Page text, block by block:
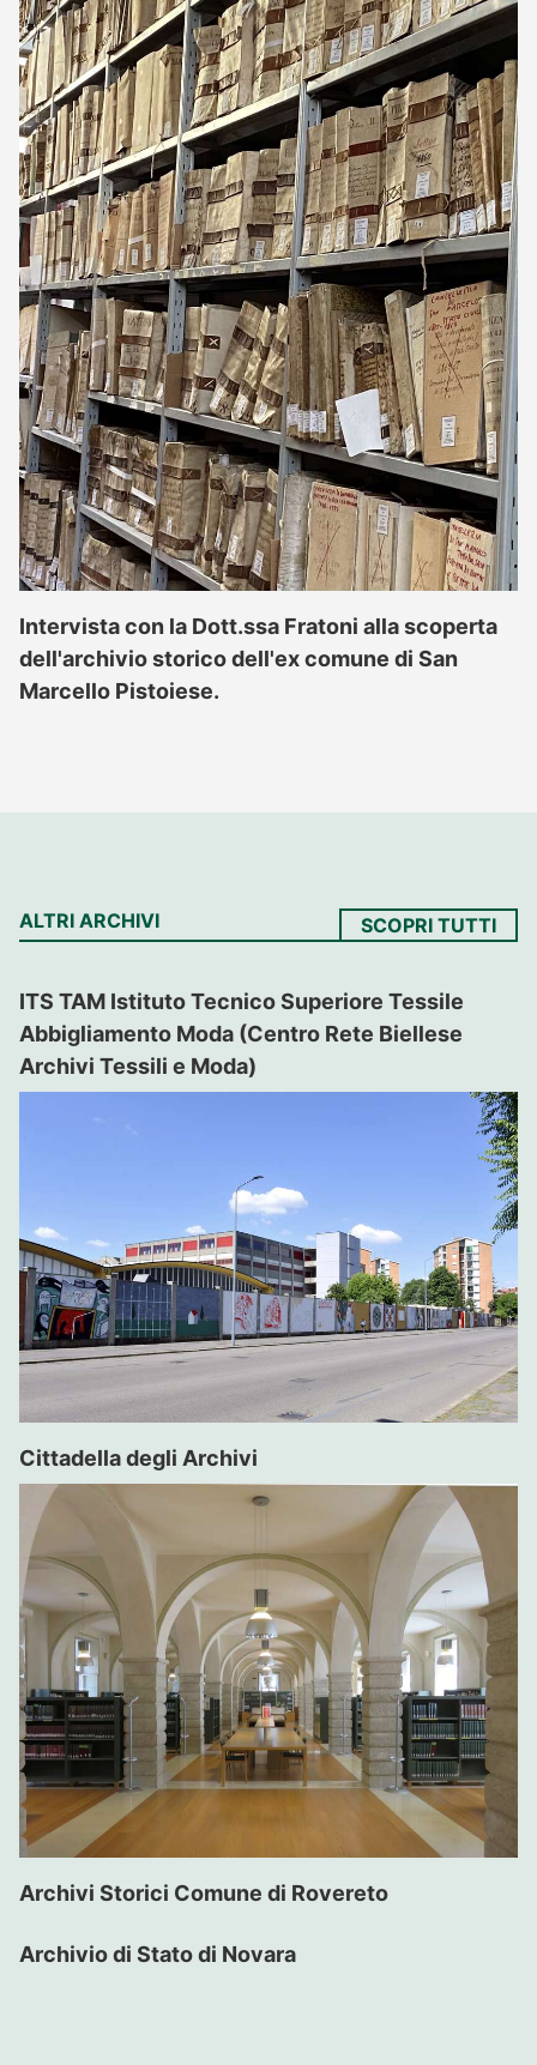
Intervista con la Dott.ssa Fratoni alla scoperta
dell'archivio storico dell'ex comune di San
Marcello Pistoiese.
ALTRI ARCHIVI SCOPRI TUTTI
ITS TAM Istituto Tecnico Superiore Tessile
Abbigliamento Moda (Centro Rete Biellese
Archivi Tessili e Moda)
Cittadella degli Archivi
Archivi Storici Comune di Rovereto
Archivio di Stato di Novara